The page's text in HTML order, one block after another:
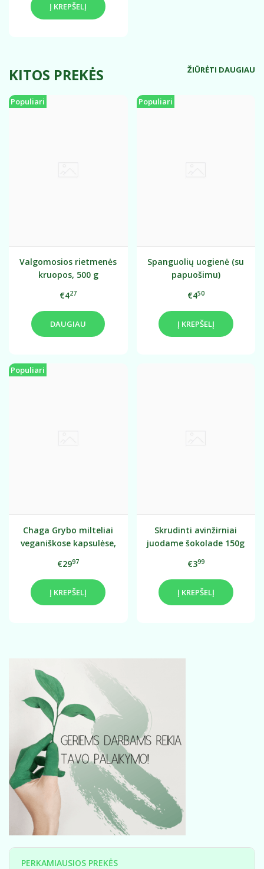
Į KREPŠELĮ
KITOS PREKĖS ŽIŪRĖTI DAUGIAU
Populiari
Valgomosios rietmenės
kruopos, 500 g
€427
DAUGIAU
Populiari
Spanguolių uogienė (su
papuošimu)
€450
Į KREPŠELĮ
Populiari
Chaga Grybo milteliai
veganiškose kapsulėse,
€2997
Į KREPŠELĮ
Skrudinti avinžirniai
juodame šokolade 150g
€399
Į KREPŠELĮ
PERKAMIAUSIOS PREKĖS